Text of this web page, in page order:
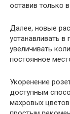
оставив только
Далее, новые
устанавливать
увеличивать
постоянное
Укоренение
доступным
махровых